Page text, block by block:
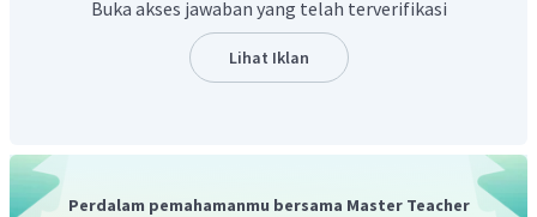
Jadi, jawaban yang tepat adalah A.
Buka akses jawaban yang telah terverifikasi
Lihat Iklan
Perdalam pemahamanmu bersama Master Teacher